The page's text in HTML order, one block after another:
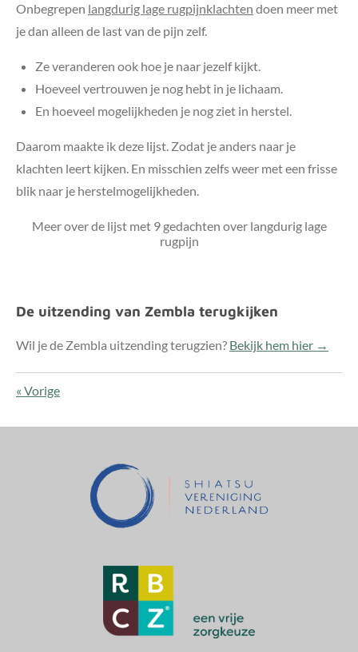
Onbegrepen langdurig lage rugpijnklachten doen meer met
je dan alleen de last van de pijn zelf.
Ze veranderen ook hoe je naar jezelf kijkt.
Hoeveel vertrouwen je nog hebt in je lichaam.
En hoeveel mogelijkheden je nog ziet in herstel.
Daarom maakte ik deze lijst. Zodat je anders naar je
klachten leert kijken. En misschien zelfs weer met een frisse
blik naar je herstelmogelijkheden.
Meer over de lijst met 9 gedachten over langdurig lage
rugpijn
De uitzending van Zembla terugkijken
Wil je de Zembla uitzending terugzien? Bekijk hem hier →
« Vorige